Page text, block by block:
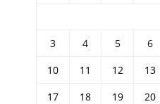
3
4 5 6
10
11 12 13
17
18 19 20